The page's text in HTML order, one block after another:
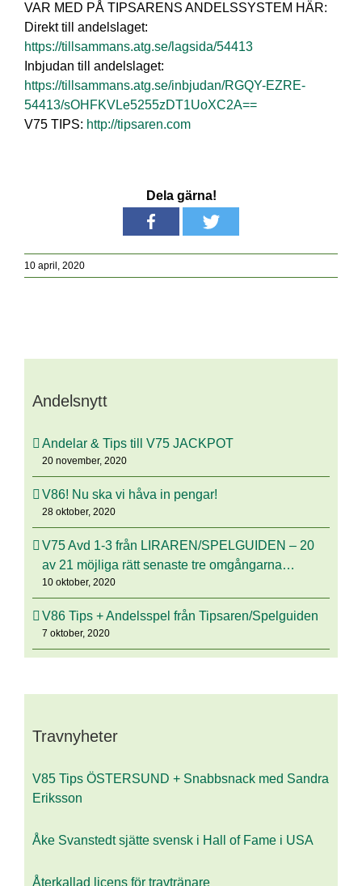
VAR MED PÅ TIPSARENS ANDELSSYSTEM HÄR:
Direkt till andelslaget:
https://tillsammans.atg.se/lagsida/54413
Inbjudan till andelslaget:
https://tillsammans.atg.se/inbjudan/RGQY-EZRE-
54413/sOHFKVLe5255zDT1UoXC2A==
V75 TIPS: http://tipsaren.com
Dela gärna!
10 april, 2020
Andelsnytt
Andelar & Tips till V75 JACKPOT
20 november, 2020
V86! Nu ska vi håva in pengar!
28 oktober, 2020
V75 Avd 1-3 från LIRAREN/SPELGUIDEN – 20
av 21 möjliga rätt senaste tre omgångarna…
10 oktober, 2020
V86 Tips + Andelsspel från Tipsaren/Spelguiden
7 oktober, 2020
Travnyheter
V85 Tips ÖSTERSUND + Snabbsnack med Sandra
Eriksson
Åke Svanstedt sjätte svensk i Hall of Fame i USA
Återkallad licens för travtränare